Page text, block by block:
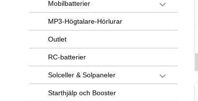
Mobilbatterier
MP3-Högtalare-Hörlurar
Outlet
RC-batterier
Solceller & Solpaneler
Starthjälp och Booster